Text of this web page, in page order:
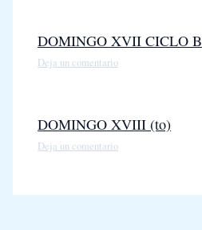
DOMINGO XVII CICLO B
Deja un comentario
DOMINGO XVIII (to)
Deja un comentario